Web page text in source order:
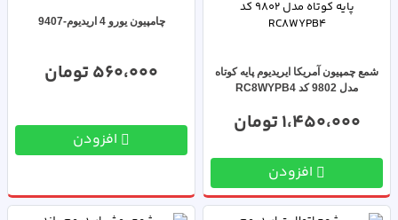
شمع چمپیون آمریکا ایریدیوم پایه کوتاه
مدل 9802 کد RC8WYPB4
1،450،000 تومان
چامپیون یورو 4 اریدیوم-9407
560،000 تومان